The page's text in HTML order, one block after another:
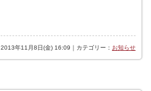
2013年11月8日(金) 16:09｜カテゴリー： お知らせ